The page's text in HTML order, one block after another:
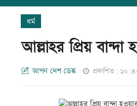
ধর্ম
আল্লাহর প্রিয়
আপন দেশ ডেস্ক প্রকাশিত: